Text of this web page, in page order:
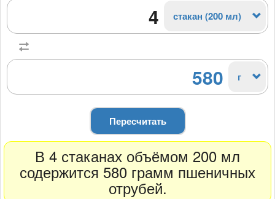
стакан (200 мл)
580 г
Пересчитать
В 4 стаканах объёмом 200 мл
содержится 580 грамм пшеничных
отрубей.